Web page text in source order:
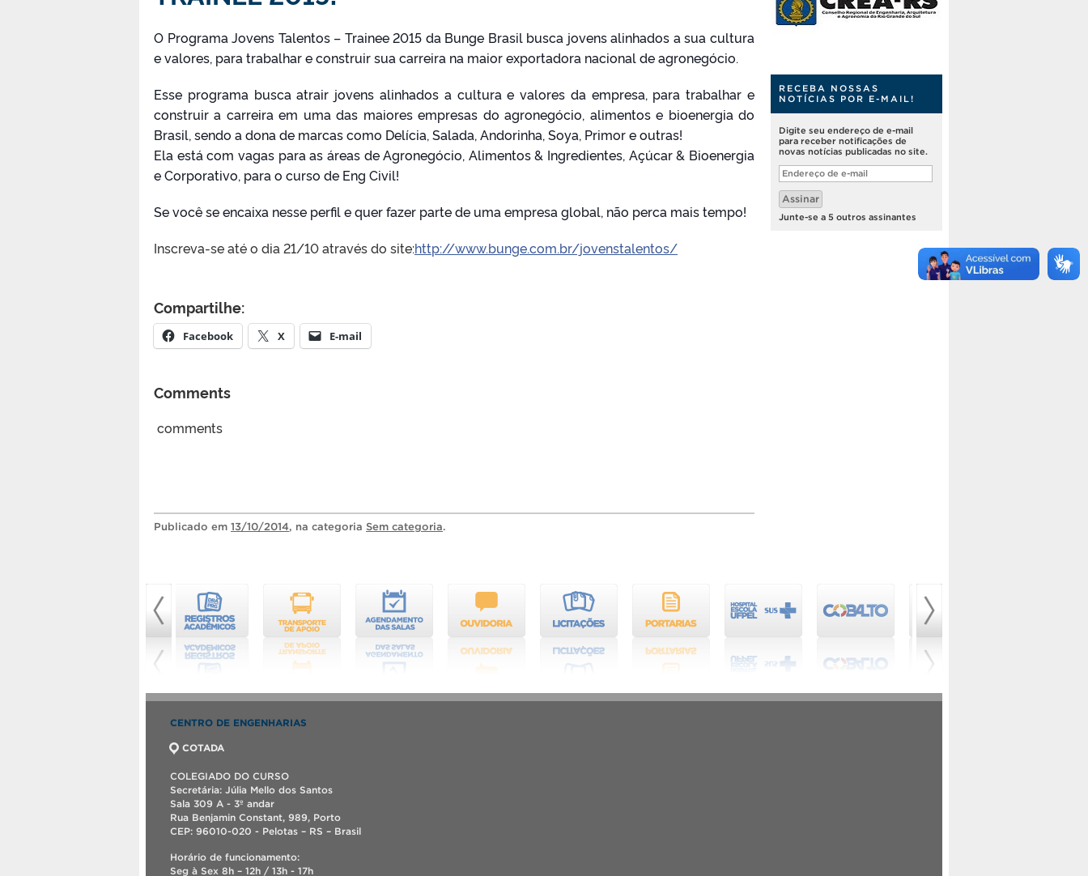
O Programa Jovens Talentos – Trainee 2015 da Bunge Brasil busca jovens alinhados a sua cultura
e valores, para trabalhar e construir sua carreira na maior exportadora nacional de agronegócio.
Esse programa busca atrair jovens alinhados a cultura e valores da empresa, para trabalhar e
construir a carreira em uma das maiores empresas do agronegócio, alimentos e bioenergia do
Brasil, sendo a dona de marcas como Delícia, Salada, Andorinha, Soya, Primor e outras!
Ela está com vagas para as áreas de Agronegócio, Alimentos & Ingredientes, Açúcar & Bioenergia
e Corporativo, para o curso de Eng Civil!
Se você se encaixa nesse perfil e quer fazer parte de uma empresa global, não perca mais tempo!
Inscreva-se até o dia 21/10 através do site:http://www.bunge.com.br/jovenstalentos/
Compartilhe:
Facebook X E-mail
Comments
comments
Publicado em 13/10/2014, na categoria Sem categoria.
RECEBA NOSSAS
NOTÍCIAS POR E-MAIL!
Digite seu endereço de e-mail
para receber notificações de
novas notícias publicadas no site.
Endereço
de
e-
mail
Assinar
Junte-se a 5 outros assinantes
CENTRO DE ENGENHARIAS
COTADA
COLEGIADO DO CURSO
Secretária: Júlia Mello dos Santos
Sala 309 A - 3º andar
Rua Benjamin Constant, 989, Porto
CEP: 96010-020 - Pelotas – RS – Brasil
Horário de funcionamento:
Seg à Sex 8h – 12h / 13h - 17h